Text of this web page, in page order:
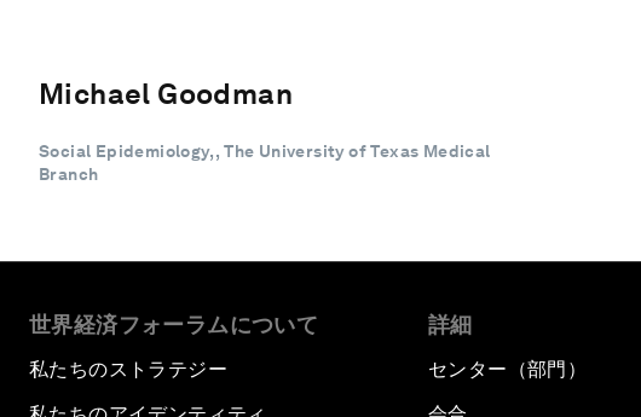
Michael Goodman
Social Epidemiology, , The University of Texas Medical
Branch
世界経済フォーラムについて
私たちのストラテジー
詳細
センター（部門）